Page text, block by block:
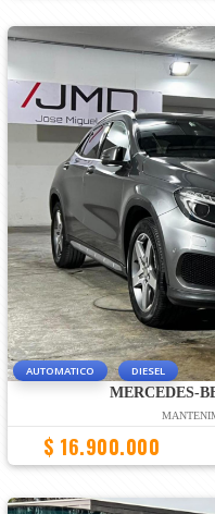
AUTOMATICO DIESEL
MERCEDES-
$ 16.900.000